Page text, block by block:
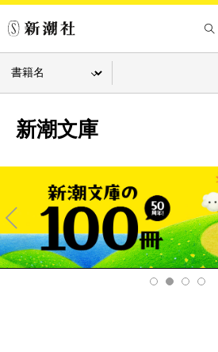
新潮文庫
Pre
v